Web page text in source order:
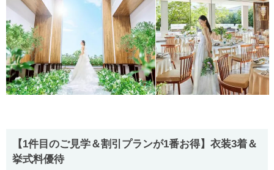
【1件目のご見学＆割引プランが1番お得】衣装3着＆
挙式料優待